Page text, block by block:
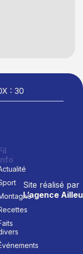
: 30
Site réalisé par
L’agence